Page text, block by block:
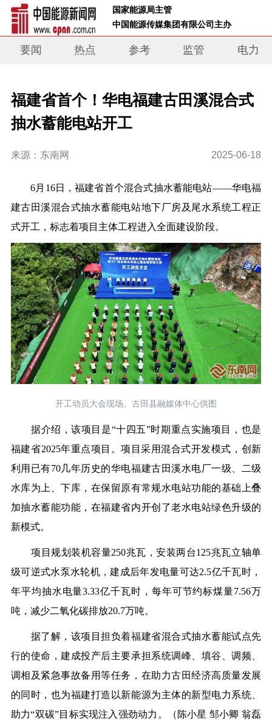
国家能源局主管
中国能源传媒集团有限公司主办
要闻 热点 参考 监管 电力
福建省首个！华电福建古田溪混合式
抽水蓄能电站开​工
来源：东南网 2025-06-18
6月16日，福建省首个混合式抽水蓄能电站——华电福
建古田溪混合式抽水蓄能电站地下厂房及尾水系统工程正
式开工，标志着项目主体工程进入全面建设阶段。
开工动员大会现场。古田县融媒体中心供图
据介绍，该项目是“十四五”时期重点实施项目，也是
福建省2025年重点项目。项目采用混合式开发模式，创新
利用已有70几年历史的华电福建古田溪水电厂一级、二级
水库为上、下库，在保留原有常规水电站功能的基础上叠
加抽水蓄能功能，在福建省内开创了老水电站绿色升级的
新模式。
项目规划装机容量250兆瓦，安装两台125兆瓦立轴单
级可逆式水泵水轮机，建成后年发电量可达2.5亿千瓦时，
年平均抽水电量3.33亿千瓦时，每年可节约标煤量7.56万
吨，减少二氧化碳排放20.7万吨。
据了解，该项目担负着福建省混合式抽水蓄能试点先
行的使命，建成投产后主要承担系统调峰、填谷、调频、
调相及紧急事故备用等任务，在助力古田经济高质量发展
的同时，也为福建打造以新能源为主体的新型电力系统、
助力“双碳”目标实现注入强劲动力。
（陈小星 邹小卿 翁磊